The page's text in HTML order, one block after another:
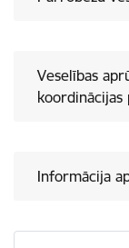
Veselības
koordinācijas
Informācija